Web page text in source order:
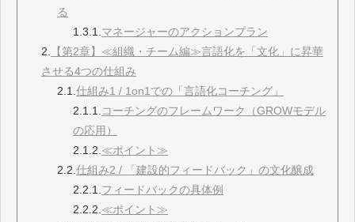
る
1.3.1.マネージャーのアクションプラン
2. 【第2章】≪組織・チーム編≫言語化を「文化」に昇華
させる4つの仕組み
2.1.仕組み1 / 1on1での「言語化コーチング」
2.1.1.コーチングのフレームワーク（GROWモデル
の応用）
2.1.2.≪ポイント≫
2.2.仕組み2 / 「建設的フィードバック」の文化醸成
2.2.1.フィードバックの具体例
2.2.2.≪ポイント≫